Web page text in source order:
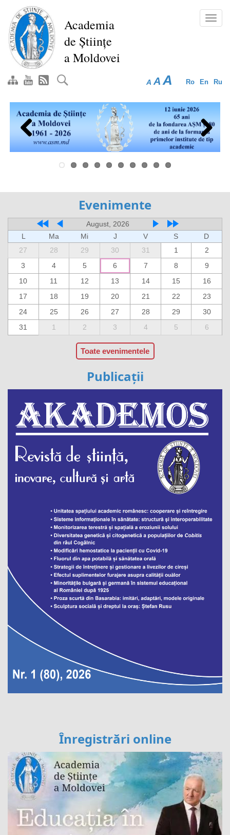
Перейти
основному
содержанию
Academia
de Științe
a Moldovei
Ro En Ru
A A A
Previous Next
Evenimente
August, 2026
L
Ma Mi J V S
D
27
28 29 30 31 1
2
3
4 5 6 7 8
9
10
11 12 13 14 15
16
17
18 19 20 21 22
23
24
25 26 27 28 29
30
31
1 2 3 4 5 6
Toate evenimentele
Publicații
Înregistrări online